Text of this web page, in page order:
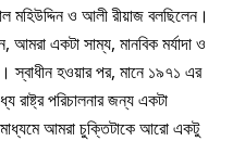
মহিউদ্দিন ও আলী রীয়াজ বলছিলেন।
আমরা একটা সাম্য, মানবিক মর্যাদা ও
স্বাধীন হওয়ার পর, মানে ১৯৭১ এর
পরিচালনার জন্য একটা
মাধ্যমে আমরা চুক্তিটাকে আরো একটু